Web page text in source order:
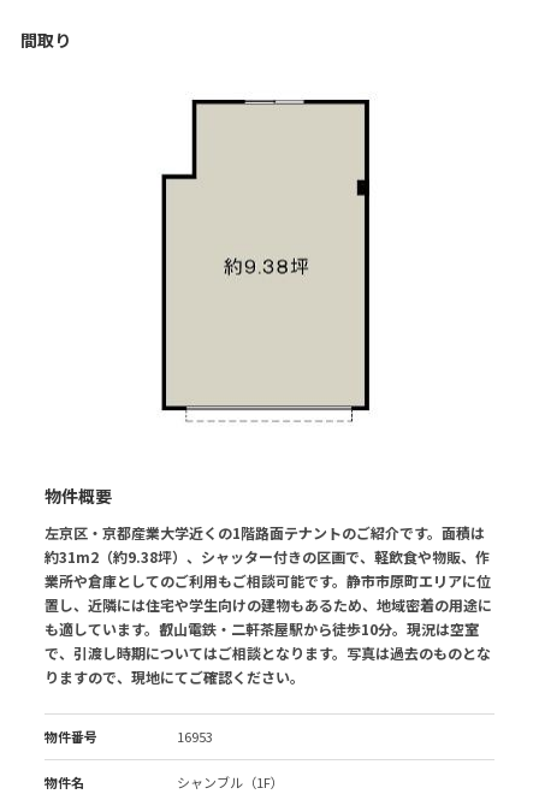
間取り
物件概要
左京区・京都産業大学近くの1階路面テナントのご紹介です。面積は
約31m2（約9.38坪）、シャッター付きの区画で、軽飲食や物販、作
業所や倉庫としてのご利用もご相談可能です。静市市原町エリアに位
置し、近隣には住宅や学生向けの建物もあるため、地域密着の用途に
も適しています。叡山電鉄・二軒茶屋駅から徒歩10分。現況は空室
で、引渡し時期についてはご相談となります。写真は過去のものとな
りますので、現地にてご確認ください。
物件番号 16953
物件名 シャンブル（1F）